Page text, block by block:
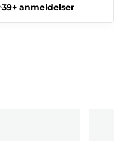
39+ anmeldelser